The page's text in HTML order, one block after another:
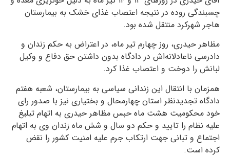
چسبندگی روده در نتیجه اعتصاب غذای خشک به بیمارستان
هاجر شهرکرد منتقل شده بود.
مظاهر حیدری، روز چهارم تیر ماه، در اعتراض به حکم زندان و
دادرسی ناعادلانه‌اش در دادگاه بدون داشتن حق دفاع و وکیل
لبانش را دوخت و اعتصاب غذا کرد.
همزمان با انتقال این زندانی سیاسی به بیمارستان، شعبه هفتم
دادگاه تجدیدنظر استان چهارمحال و بختیاری نیز با صدور رای
خود محکومیت هشت ماه حبس مظاهر حیدری به اتهام تبلیغ
علیه نظام را تایید و حکم دو سال و شش ماه زندان وی به اتهام
اجتماع و تبانی جهت ارتکاب جرم علیه امنیت کشور را نقض
کرده است.